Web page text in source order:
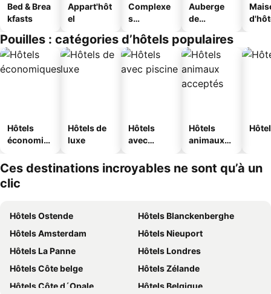
Bed & Brea
kfasts
Appart'hôt
el
Complexe
s
s
Auberge
de
Pouilles : catégories d’hôtels populaires
Hôtels
économiq
Hôtels de
luxe
Hôtels
avec
Hôtels
animaux
Ces destinations incroyables ne sont qu’à un
clic
Hôtels Ostende
Hôtels Blanckenberghe
Hôtels Amsterdam
Hôtels Nieuport
Hôtels La Panne
Hôtels Londres
Hôtels Côte belge
Hôtels Zélande
Hôtels Côte d´Opale
Hôtels Belgique